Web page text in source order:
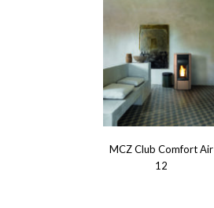
MCZ Club Comfort Air
12